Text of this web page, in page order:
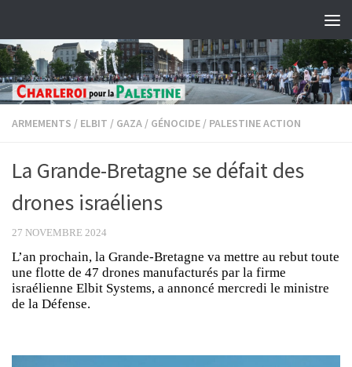
ARMEMENTS / ELBIT / GAZA / GÉNOCIDE / PALESTINE ACTION
La Grande-Bretagne se défait des
drones israéliens
27 NOVEMBRE 2024
L’an prochain, la Grande-Bretagne va mettre au rebut toute
une flotte de 47 drones manufacturés par la firme
israélienne Elbit Systems, a annoncé mercredi le ministre
de la Défense.